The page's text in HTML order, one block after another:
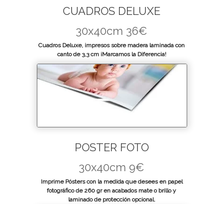
CUADROS DELUXE
30x40cm 36€
Cuadros Deluxe, impresos sobre madera laminada con
canto de 3,3 cm ¡Marcamos la Diferencia!
POSTER FOTO
30x40cm 9€
Imprime Pósters con la medida que desees en papel
fotográfico de 260 gr en acabados mate o brillo y
laminado de protección opcional.